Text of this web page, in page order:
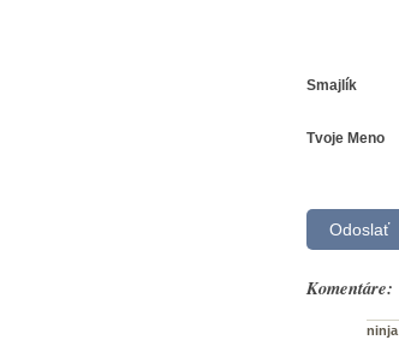
Smajlík
Tvoje Meno
Komentáre:
ninja